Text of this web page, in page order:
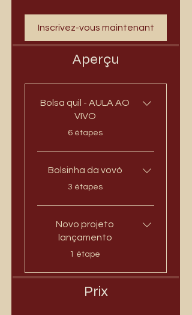
Inscrivez-vous maintenant
Aperçu
Bolsa quil - AULA AO
VIVO
.
6 étapes
Bolsinha da vovó
.
3 étapes
Novo projeto
lançamento
.
1 étape
Prix